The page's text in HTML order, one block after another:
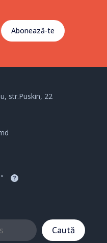
Abonează-te
str.Puskin, 22
?
Caută